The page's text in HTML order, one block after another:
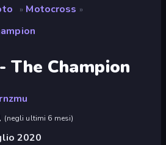
» Motocross »
The Champion
(negli ultimi 6 mesi)
2020